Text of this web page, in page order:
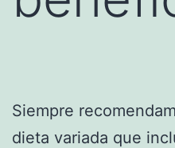
Siempre
dieta variada que